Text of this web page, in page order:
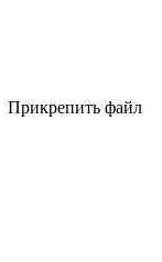
Прикрепить файл